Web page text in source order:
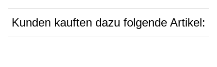
Kunden kauften dazu folgende Artikel: